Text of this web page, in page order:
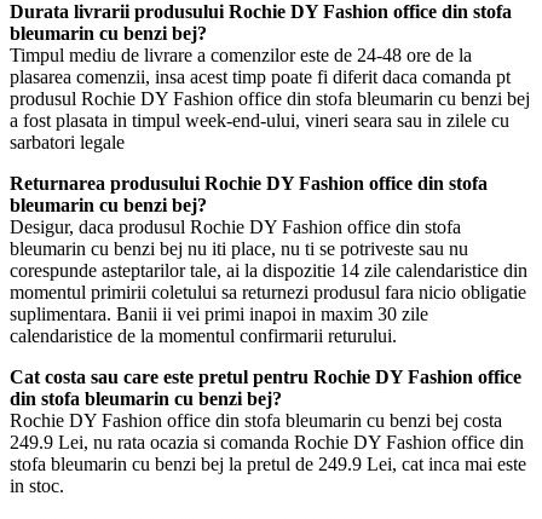
Durata livrarii produsului Rochie DY Fashion office din stofa
bleumarin cu benzi bej?
Timpul mediu de livrare a comenzilor este de 24-48 ore de la
plasarea comenzii, insa acest timp poate fi diferit daca comanda pt
produsul Rochie DY Fashion office din stofa bleumarin cu benzi bej
a fost plasata in timpul week-end-ului, vineri seara sau in zilele cu
sarbatori legale
Returnarea produsului Rochie DY Fashion office din stofa
bleumarin cu benzi bej?
Desigur, daca produsul Rochie DY Fashion office din stofa
bleumarin cu benzi bej nu iti place, nu ti se potriveste sau nu
corespunde asteptarilor tale, ai la dispozitie 14 zile calendaristice din
momentul primirii coletului sa returnezi produsul fara nicio obligatie
suplimentara. Banii ii vei primi inapoi in maxim 30 zile
calendaristice de la momentul confirmarii returului.
Cat costa sau care este pretul pentru Rochie DY Fashion office
din stofa bleumarin cu benzi bej?
Rochie DY Fashion office din stofa bleumarin cu benzi bej costa
249.9 Lei, nu rata ocazia si comanda Rochie DY Fashion office din
stofa bleumarin cu benzi bej la pretul de 249.9 Lei, cat inca mai este
in stoc.